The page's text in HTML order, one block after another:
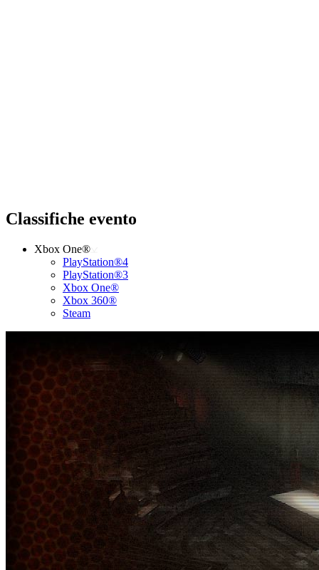
Classifiche evento
Xbox One®
PlayStation®4
PlayStation®3
Xbox One®
Xbox 360®
Steam